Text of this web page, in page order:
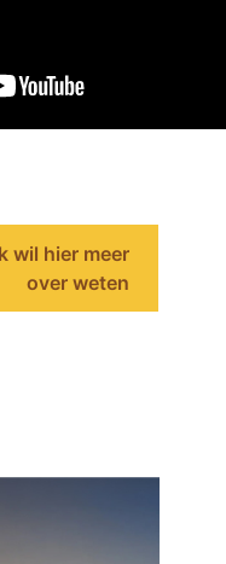
wil hier meer
over weten